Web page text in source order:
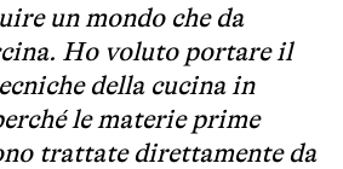
un mondo che da
Ho voluto portare il
della cucina in
le materie prime
trattate direttamente da